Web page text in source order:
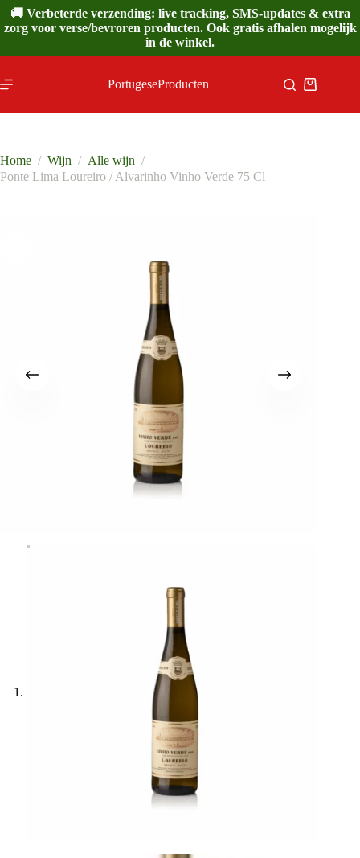
Ga
naar
de
🚚 Verbeterde verzending: live tracking, SMS-updates & extra
zorg voor verse/bevroren producten. Ook gratis afhalen mogelijk
in de winkel.
PortugeseProducten
Home / Wijn / Alle wijn /
Ponte Lima Loureiro / Alvarinho Vinho Verde 75 Cl